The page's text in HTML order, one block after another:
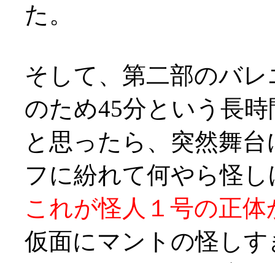
た。
そして、第二部のバ
のため45分という長
と思ったら、突然舞
フに紛れて何やら怪
これが怪人１号の正体
仮面にマントの怪し